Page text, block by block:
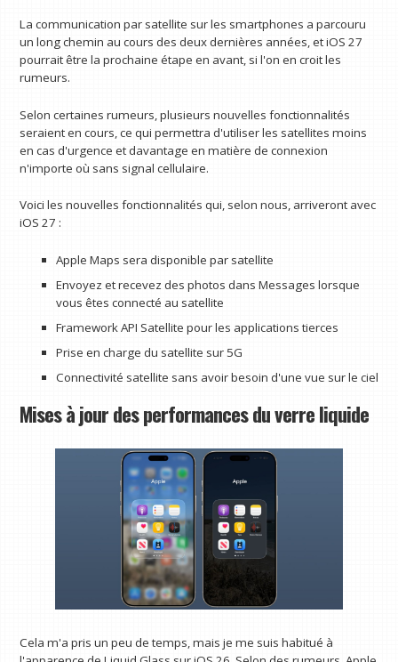
La communication par satellite sur les smartphones a parcouru
un long chemin au cours des deux dernières années, et iOS 27
pourrait être la prochaine étape en avant, si l'on en croit les
rumeurs.
Selon certaines rumeurs, plusieurs nouvelles fonctionnalités
seraient en cours, ce qui permettra d'utiliser les satellites moins
en cas d'urgence et davantage en matière de connexion
n'importe où sans signal cellulaire.
Voici les nouvelles fonctionnalités qui, selon nous, arriveront avec
iOS 27 :
Apple Maps sera disponible par satellite
Envoyez et recevez des photos dans Messages lorsque
vous êtes connecté au satellite
Framework API Satellite pour les applications tierces
Prise en charge du satellite sur 5G
Connectivité satellite sans avoir besoin d'une vue sur le ciel
Mises à jour des performances du verre liquide
Cela m'a pris un peu de temps, mais je me suis habitué à